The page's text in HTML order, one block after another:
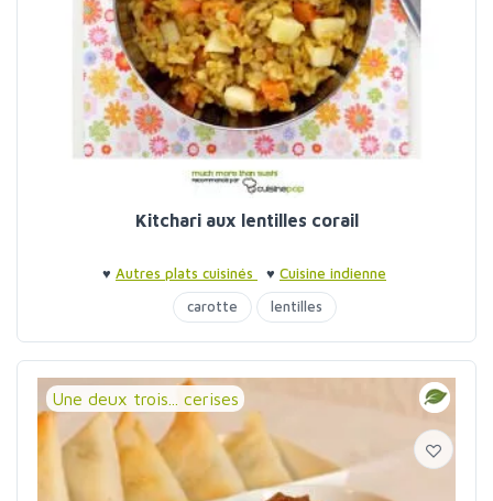
Kitchari aux lentilles corail
♥ Autres plats cuisinés ♥ Cuisine indienne
carotte
lentilles
Une deux trois... cerises